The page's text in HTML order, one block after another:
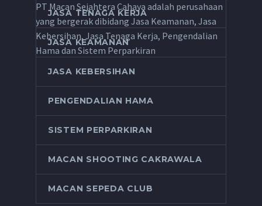
PT Macan Sejahtera Cahaya adalah perusahaan
yang bergerak dibidang Jasa Keamanan, Jasa
Kebersihan, Jasa Tenaga Kerja, Pengendalian
Hama dan Sistem Perparkiran
JASA TENAGA KERJA
JASA KEAMANAN
JASA KEBERSIHAN
PENGENDALIAN HAMA
SISTEM PERPARKIRAN
MACAN SHOOTING CAKRAWALA
MACAN SEPEDA CLUB